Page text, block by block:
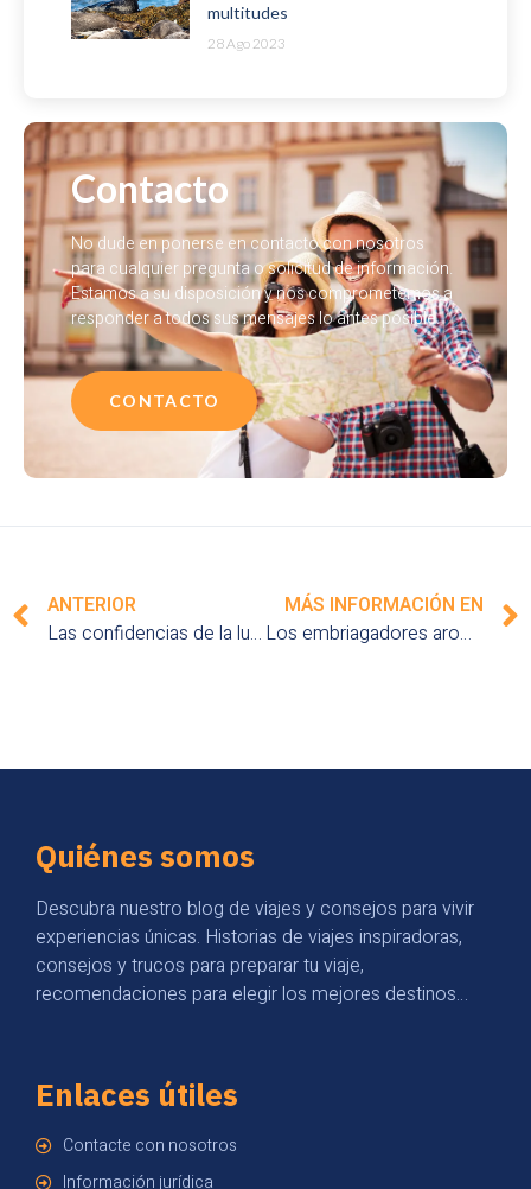
multitudes
28 Ago 2023
Contacto
No dude en ponerse en contacto con nosotros
para cualquier pregunta o solicitud de información.
Estamos a su disposición y nos comprometemos a
responder a todos sus mensajes lo antes posible.
CONTACTO
ANTERIOR
Las confidencias de la luna en las playas de Guatemala: una cita nocturna con el astro de la noche
MÁS INFORMACIÓN EN
Los embriagadores aromas del mercado de Chichicastenango: una invitación a maravillar los sentidos
Quiénes somos
Descubra nuestro blog de viajes y consejos para vivir
experiencias únicas. Historias de viajes inspiradoras,
consejos y trucos para preparar tu viaje,
recomendaciones para elegir los mejores destinos…
Enlaces útiles
Contacte con nosotros
Información jurídica